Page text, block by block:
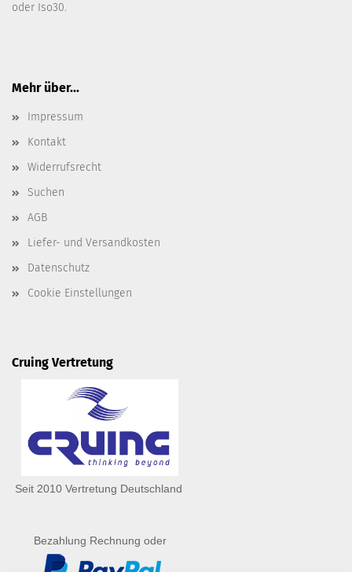
oder Iso30.
Mehr über...
Impressum
Kontakt
Widerrufsrecht
Suchen
AGB
Liefer- und Versandkosten
Datenschutz
Cookie Einstellungen
Cruing Vertretung
Seit 2010 Vertretung Deutschland
Bezahlung Rechnung oder